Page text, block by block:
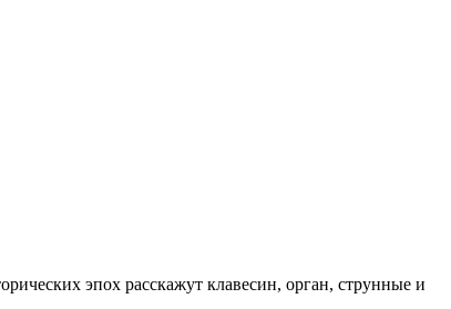
эпох расскажут клавесин, орган, струнные и